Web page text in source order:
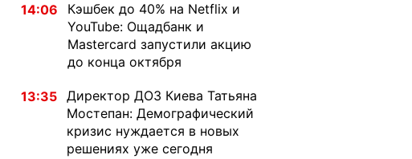
14:06
Кэшбек до 40% на Netflix и
YouTube: Ощадбанк и
Mastercard запустили акцию
до конца октября
13:35 Директор ДОЗ Киева Татьяна
Мостепан: Демографический
кризис нуждается в новых
решениях уже сегодня